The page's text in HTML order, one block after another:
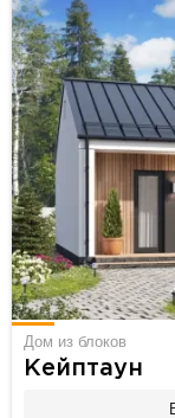
Дом из блоков
Кейптаун